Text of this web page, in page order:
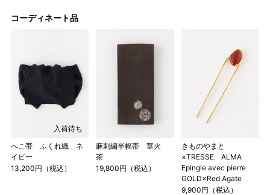
コーディネート品
入荷待ち
へこ帯 ふくれ織 ネ
イビー
13,200円（税込）
麻刺繍半幅帯 華火
茶
19,800円（税込）
きものやまと
×TRESSE ALMA
Epingle avec pierre
GOLD×Red Agate
9,900円（税込）